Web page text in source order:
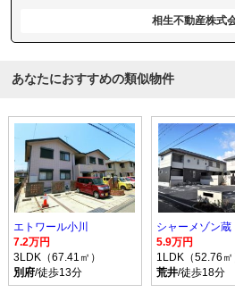
相生不動産株式
あなたにおすすめの類似物件
エトワール小川
7.2万円
3LDK（67.41㎡）
別府/徒歩13分
シャーメゾン蔵
5.9万円
1LDK（52.76㎡
荒井/徒歩18分